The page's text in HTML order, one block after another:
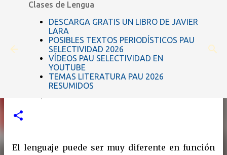
Clases de Lengua
DESCARGA GRATIS UN LIBRO DE JAVIER
LARA
POSIBLES TEXTOS PERIODÍSTICOS PAU
SELECTIVIDAD 2026
VÍDEOS PAU SELECTIVIDAD EN
YOUTUBE
TEMAS LITERATURA PAU 2026
RESUMIDOS
El vocabulario de la meteorología
El lenguaje puede ser muy diferente en función